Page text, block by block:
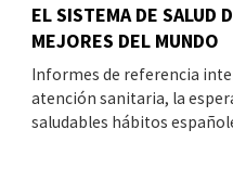
EL SISTEMA DE SALUD
MEJORES DEL MUNDO
Informes de referencia
atención sanitaria, la
saludables hábitos